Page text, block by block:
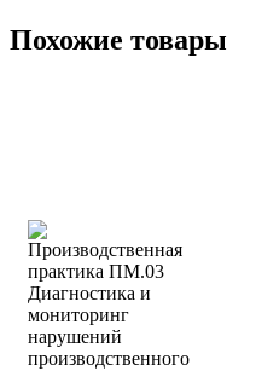
Похожие товары